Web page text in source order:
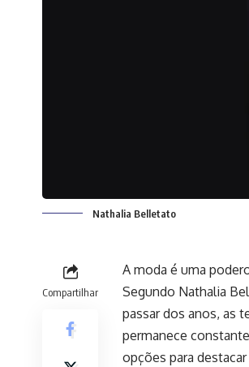
Nathalia Belletato
Compartilhar
A moda é uma
Segundo Nathalia
passar dos anos, as
permanece
opções para